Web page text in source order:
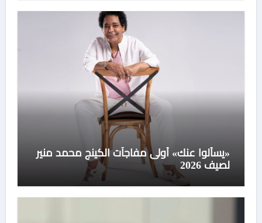
«يسألوا عنك» أولى مفاجآت الكينج محمد منير
لصيف 2026